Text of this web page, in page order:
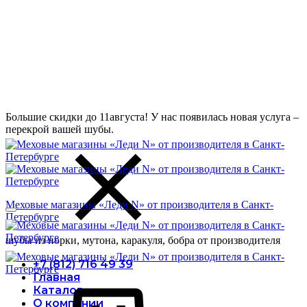
Большие скидки до 11августа! У нас появилась новая услуга –
перекрой вашей шубы.
Меховые магазины «Леди N» от производителя в Санкт-
Петербурге
шубы из норки, мутона, каракуля, бобра от производителя
+7 (812) 716 49 39
Главная
Каталог
О компании